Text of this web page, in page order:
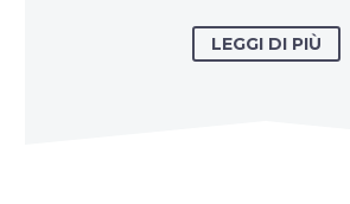
LEGGI DI PIÙ